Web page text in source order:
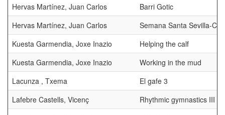
Hervas Martínez, Juan Carlos
Barri Gotic
Hervas Martínez, Juan Carlos
Semana Santa Sevilla-
Kuesta Garmendia, Joxe Inazio
Helping the calf
Kuesta Garmendia, Joxe Inazio
Working in the mud
Lacunza , Txema
El gafe 3
Lafebre Castells, Vicenç
Rhythmic gymnastics III